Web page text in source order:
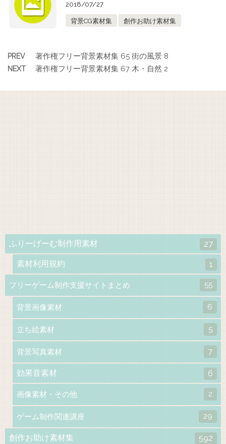
2018/07/27
背景CG素材集 創作お助け素材集
PREV 著作権フリー背景素材集 65 街の風景 8
NEXT 著作権フリー背景素材集 67 木・自然 2
ふりーげーむ制作用素材 27
素材利用規約 1
フリーゲーム制作支援サイトまとめ 55
背景画像素材 6
立ち絵素材 5
背景写真素材 7
効果音素材 6
画像素材・その他 2
ゲーム制作関連講座 29
創作お助け素材集 592